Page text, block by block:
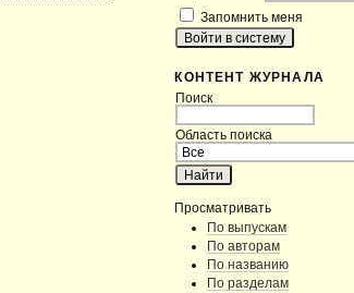
Запомнить меня
КОНТЕНТ ЖУРНАЛА
Поиск
Область поиска
Просматривать
По выпускам
По авторам
По названию
По разделам